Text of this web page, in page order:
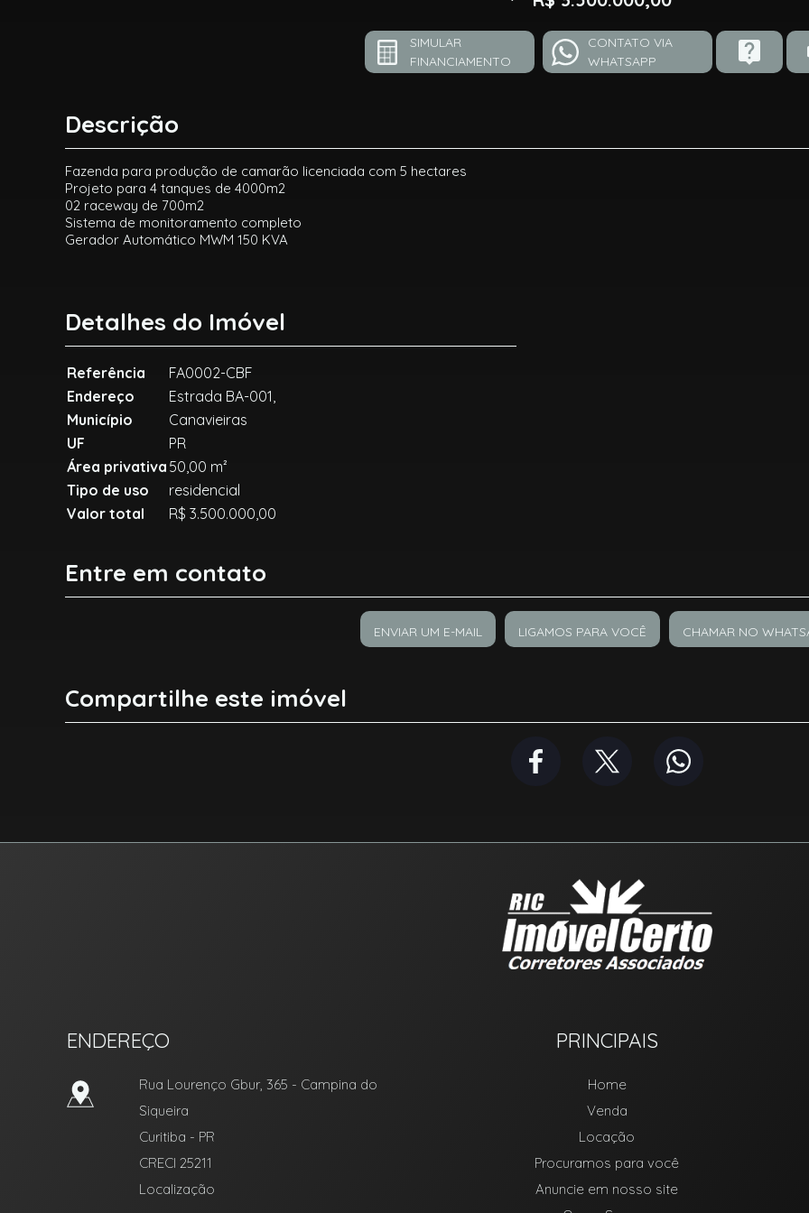
SIMULAR
FINANCIAMENTO
CONTATO VIA
WHATSAPP
Descrição
Fazenda para produção de camarão licenciada com 5 hectares
Projeto para 4 tanques de 4000m2
02 raceway de 700m2
Sistema de monitoramento completo
Gerador Automático MWM 150 KVA
Detalhes do Imóvel
Referência
FA0002-CBF
Endereço
Estrada BA-001,
Município
Canavieiras
UF
PR
Área privativa 50,00 m²
Tipo de uso
residencial
Valor total
R$ 3.500.000,00
Entre em contato
ENVIAR UM E-MAIL LIGAMOS PARA VOCÊ CHAMAR NO
Compartilhe este imóvel
ENDEREÇO
Rua Lourenço Gbur, 365 - Campina do
Siqueira
Curitiba - PR
CRECI 25211
Localização
PRINCIPAIS
Home
Venda
Locação
Procuramos para você
Anuncie em nosso site